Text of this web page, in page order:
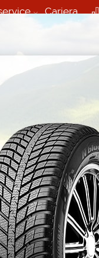
Cariera